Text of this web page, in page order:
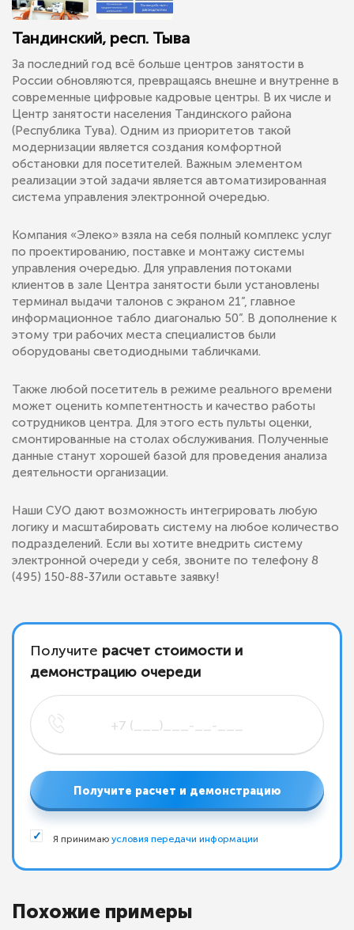
Тандинский, респ. Тыва
За последний год всё больше центров занятости в
России обновляются, превращаясь внешне и внутренне в
современные цифровые кадровые центры. В их числе и
Центр занятости населения Тандинского района
(Республика Тува). Одним из приоритетов такой
модернизации является создания комфортной
обстановки для посетителей. Важным элементом
реализации этой задачи является автоматизированная
система управления электронной очередью.
Компания «Элеко» взяла на себя полный комплекс услуг
по проектированию, поставке и монтажу системы
управления очередью. Для управления потоками
клиентов в зале Центра занятости были установлены
терминал выдачи талонов с экраном 21”, главное
информационное табло диагональю 50”. В дополнение к
этому три рабочих места специалистов были
оборудованы светодиодными табличками.
Также любой посетитель в режиме реального времени
может оценить компетентность и качество работы
сотрудников центра. Для этого есть пульты оценки,
смонтированные на столах обслуживания. Полученные
данные станут хорошей базой для проведения анализа
деятельности организации.
Наши СУО дают возможность интегрировать любую
логику и масштабировать систему на любое количество
подразделений. Если вы хотите внедрить систему
электронной очереди у себя, звоните по телефону 8
(495) 150-88-37или оставьте заявку!
Получите расчет стоимости и
демонстрацию очереди
Получите расчет и демонстрацию
Я принимаю условия передачи информации
Похожие примеры